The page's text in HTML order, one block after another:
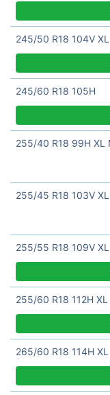
245/50 R18 104V XL
245/60 R18 105H
255/40 R18 99H XL
255/45 R18 103V XL
255/55 R18 109V XL
255/60 R18 112H XL
265/60 R18 114H XL